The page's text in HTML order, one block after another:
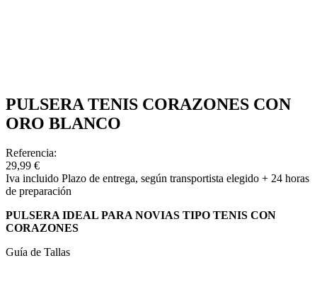
PULSERA TENIS CORAZONES CON
ORO BLANCO
Referencia:
29,99 €
Iva incluido Plazo de entrega, según transportista elegido + 24 horas
de preparación
PULSERA IDEAL PARA NOVIAS TIPO TENIS CON
CORAZONES
Guía de Tallas